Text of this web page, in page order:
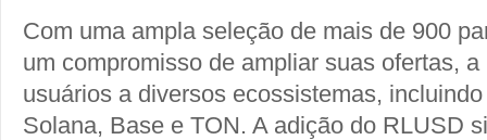
Com uma ampla seleção de mais de 900
um compromisso de ampliar suas ofertas,
usuários a diversos ecossistemas,
Solana, Base e TON. A adição do RLUSD